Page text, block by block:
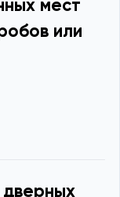
мест
или
дверных